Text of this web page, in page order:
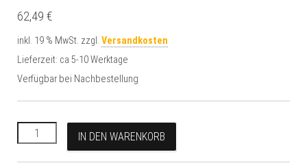
62,49 €
inkl. 19 % MwSt. zzgl. Versandkosten
Lieferzeit: ca 5-10 Werktage
Verfügbar bei Nachbestellung
4-Pin XLR Basic Series Kopfhörerkabel für HD490 PRO Menge
IN DEN WARENKORB